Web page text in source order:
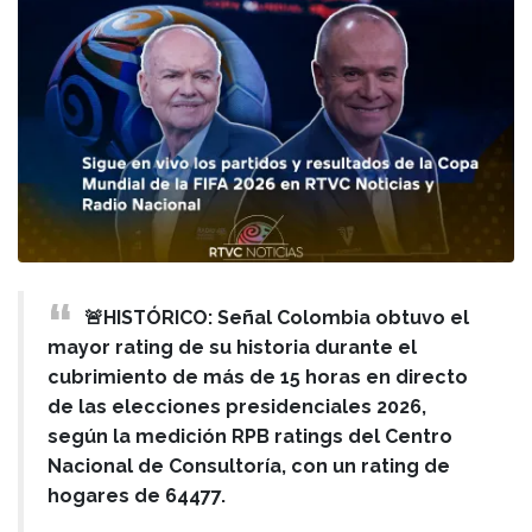
🚨HISTÓRICO: Señal Colombia obtuvo el
mayor rating de su historia durante el
cubrimiento de más de 15 horas en directo
de las elecciones presidenciales 2026,
según la medición RPB ratings del Centro
Nacional de Consultoría, con un rating de
hogares de 64477.